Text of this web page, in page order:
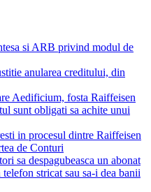
si ARB privind modul de
anularea creditului, din
Aedificium, fosta Raiffeisen
sunt obligati sa achite unui
in procesul dintre Raiffeisen
de Conturi
sa despagubeasca un abonat
stricat sau sa-i dea banii